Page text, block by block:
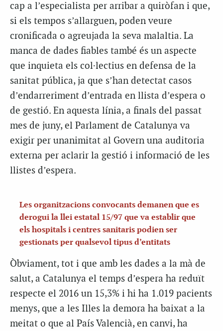
cap a l’especialista per arribar a quiròfan i que,
si els tempos s’allarguen, poden veure
cronificada o agreujada la seva malaltia. La
manca de dades fiables també és un aspecte
que inquieta els col·lectius en defensa de la
sanitat pública, ja que s’han detectat casos
d’endarreriment d’entrada en llista d’espera o
de gestió. En aquesta línia, a finals del passat
mes de juny, el Parlament de Catalunya va
exigir per unanimitat al Govern una auditoria
externa per aclarir la gestió i informació de les
llistes d’espera.
Les organitzacions convocants demanen que es
derogui la llei estatal 15/97 que va establir que
els hospitals i centres sanitaris podien ser
gestionats per qualsevol tipus d’entitats
Òbviament, tot i que amb les dades a la mà de
salut, a Catalunya el temps d’espera ha reduït
respecte el 2016 un 15,3% i hi ha 1.019 pacients
menys, que a les Illes la demora ha baixat a la
meitat o que al País Valencià, en canvi, ha